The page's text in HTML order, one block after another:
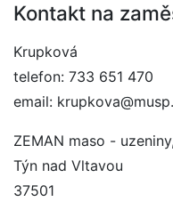
Kontakt na
Krupková
telefon: 733 651 470
email:
ZEMAN maso -
Týn nad Vltavou
37501